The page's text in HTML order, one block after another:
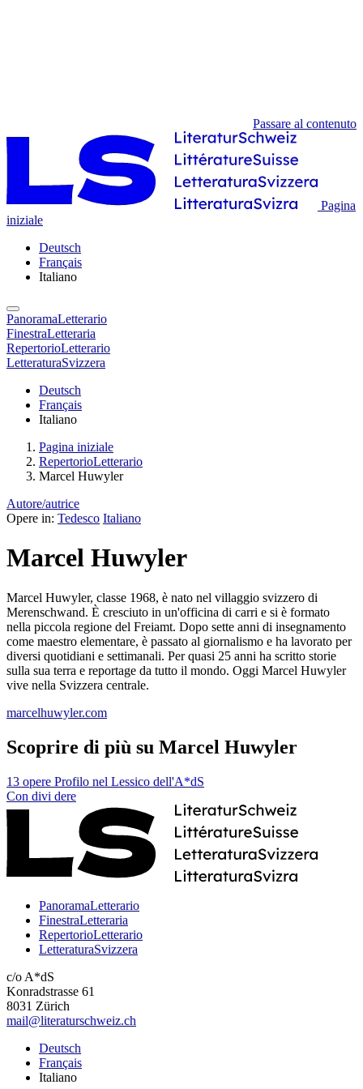
Passare al contenuto
Pagina
iniziale
Deutsch
Français
Italiano
PanoramaLetterario
FinestraLetteraria
RepertorioLetterario
LetteraturaSvizzera
Deutsch
Français
Italiano
Pagina iniziale
RepertorioLetterario
Marcel Huwyler
Autore/autrice
Opere in: Tedesco Italiano
Marcel Huwyler
Marcel Huwyler, classe 1968, è nato nel villaggio svizzero di
Merenschwand. È cresciuto in un'officina di carri e si è formato
nella piccola regione del Freiamt. Dopo sette anni di insegnamento
come maestro elementare, è passato al giornalismo e ha lavorato per
diversi quotidiani e settimanali. Per quasi 25 anni ha scritto storie
sulla sua terra e reportage da tutto il mondo. Oggi Marcel Huwyler
vive nella Svizzera centrale.
marcelhuwyler.com
Scoprire di più su Marcel Huwyler
13 opere Profilo nel Lessico dell'A*dS
Con divi dere
PanoramaLetterario
FinestraLetteraria
RepertorioLetterario
LetteraturaSvizzera
c/o A*dS
Konradstrasse 61
8031 Zürich
mail@literaturschweiz.ch
Deutsch
Français
Italiano